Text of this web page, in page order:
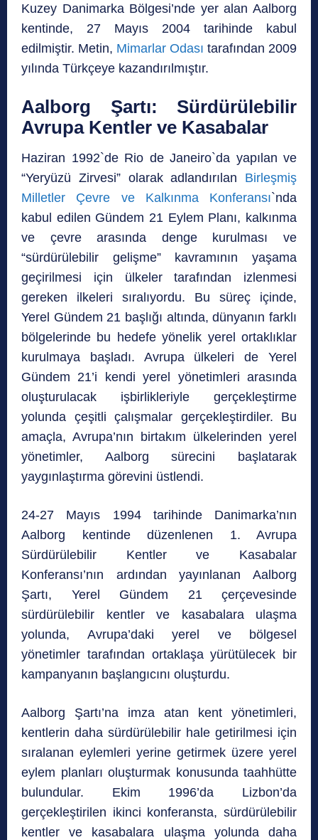
Kuzey Danimarka Bölgesi’nde yer alan Aalborg
kentinde, 27 Mayıs 2004 tarihinde kabul
edilmiştir. Metin, Mimarlar Odası tarafından 2009
yılında Türkçeye kazandırılmıştır.
Aalborg Şartı: Sürdürülebilir
Avrupa Kentler ve Kasabalar
Haziran 1992`de Rio de Janeiro`da yapılan ve
“Yeryüzü Zirvesi” olarak adlandırılan Birleşmiş
Milletler Çevre ve Kalkınma Konferansı`nda
kabul edilen Gündem 21 Eylem Planı, kalkınma
ve çevre arasında denge kurulması ve
“sürdürülebilir gelişme” kavramının yaşama
geçirilmesi için ülkeler tarafından izlenmesi
gereken ilkeleri sıralıyordu. Bu süreç içinde,
Yerel Gündem 21 başlığı altında, dünyanın farklı
bölgelerinde bu hedefe yönelik yerel ortaklıklar
kurulmaya başladı. Avrupa ülkeleri de Yerel
Gündem 21’i kendi yerel yönetimleri arasında
oluşturulacak işbirlikleriyle gerçekleştirme
yolunda çeşitli çalışmalar gerçekleştirdiler. Bu
amaçla, Avrupa’nın birtakım ülkelerinden yerel
yönetimler, Aalborg sürecini başlatarak
yaygınlaştırma görevini üstlendi.
24-27 Mayıs 1994 tarihinde Danimarka’nın
Aalborg kentinde düzenlenen 1. Avrupa
Sürdürülebilir Kentler ve Kasabalar
Konferansı’nın ardından yayınlanan Aalborg
Şartı, Yerel Gündem 21 çerçevesinde
sürdürülebilir kentler ve kasabalara ulaşma
yolunda, Avrupa’daki yerel ve bölgesel
yönetimler tarafından ortaklaşa yürütülecek bir
kampanyanın başlangıcını oluşturdu.
Aalborg Şartı’na imza atan kent yönetimleri,
kentlerin daha sürdürülebilir hale getirilmesi için
sıralanan eylemleri yerine getirmek üzere yerel
eylem planları oluşturmak konusunda taahhütte
bulundular. Ekim 1996’da Lizbon’da
gerçekleştirilen ikinci konferansta, sürdürülebilir
kentler ve kasabalara ulaşma yolunda daha